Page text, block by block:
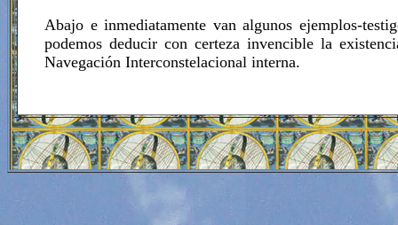
Abajo e inmediatamente van algunos ejemplos-
podemos deducir con certeza invencible la
Navegación Interconstelacional interna.